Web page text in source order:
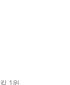
1위,